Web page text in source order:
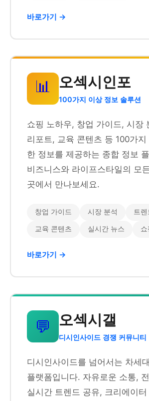
바로가기 →
📊 오섹시인포
100가지 이상 정보 솔루션
쇼핑 노하우, 창업 가이드, 시장
리포트, 교육 콘텐츠 등 100가
한 정보를 제공하는 종합 정보
비즈니스와 라이프스타일의 모
곳에서 만나보세요.
창업 가이드 시장 분석 트
교육 콘텐츠 실시간 뉴스
바로가기 →
💬 오섹시갤
디시인사이드 경쟁 커뮤니티
디시인사이드를 넘어서는 차세
플랫폼입니다. 자유로운 소통,
실시간 트렌드 공유, 크리에이